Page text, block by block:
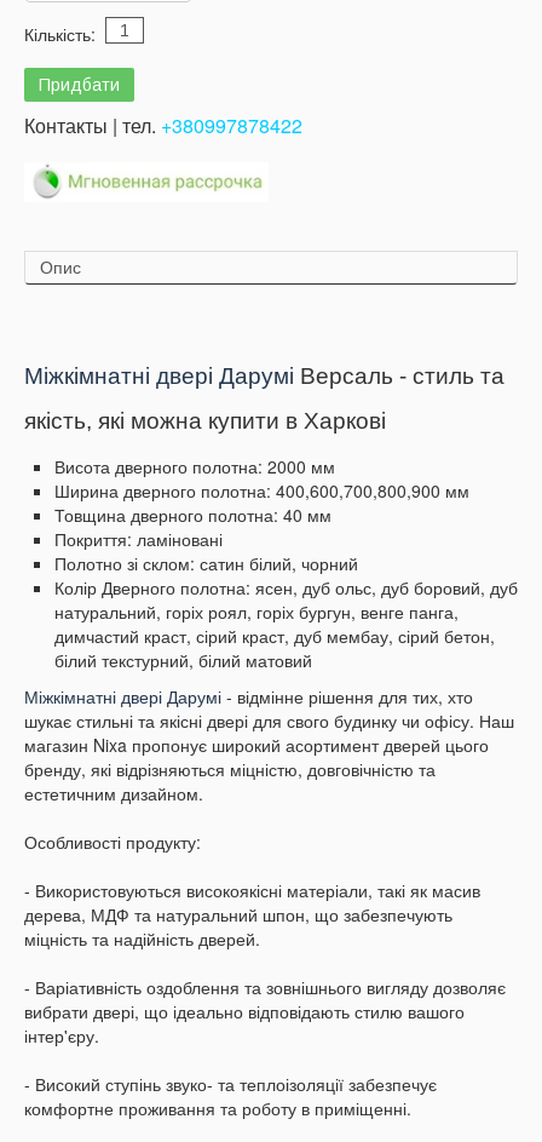
Кількість:
Контакты | тел. +380997878422
Опис
Міжкімнатні двері Дарумі Версаль - стиль та
якість, які можна купити в Харкові
Висота дверного полотна: 2000 мм
Ширина дверного полотна: 400,600,700,800,900 мм
Товщина дверного полотна: 40 мм
Покриття: ламіновані
Полотно зі склом: сатин білий, чорний
Колір Дверного полотна: ясен, дуб ольс, дуб боровий, дуб
натуральний, горіх роял, горіх бургун, венге панга,
димчастий краст, сірий краст, дуб мембау, сірий бетон,
білий текстурний, білий матовий
Міжкімнатні двері Дарумі - відмінне рішення для тих, хто
шукає стильні та якісні двері для свого будинку чи офісу. Наш
магазин Nixa пропонує широкий асортимент дверей цього
бренду, які відрізняються міцністю, довговічністю та
естетичним дизайном.
Особливості продукту:
- Використовуються високоякісні матеріали, такі як масив
дерева, МДФ та натуральний шпон, що забезпечують
міцність та надійність дверей.
- Варіативність оздоблення та зовнішнього вигляду дозволяє
вибрати двері, що ідеально відповідають стилю вашого
інтер'єру.
- Високий ступінь звуко- та теплоізоляції забезпечує
комфортне проживання та роботу в приміщенні.